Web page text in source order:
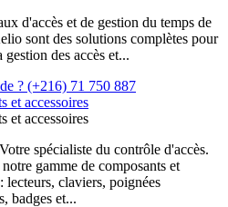
d'accès et de gestion du temps de
sont des solutions complètes pour
des accès et...
? (+216) 71 750 887
et accessoires
et accessoires
spécialiste du contrôle d'accès.
gamme de composants et
lecteurs, claviers, poignées
badges et...